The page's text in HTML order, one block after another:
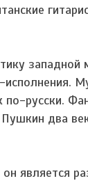
по-русски.
два
является